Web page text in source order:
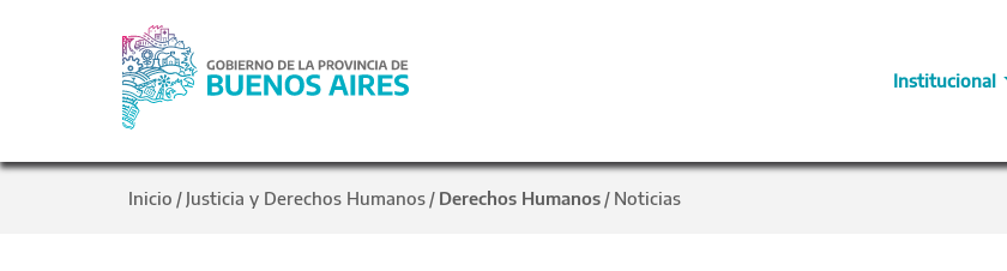
Institucional
Inicio / Justicia y Derechos Humanos / Derechos Humanos / Noticias